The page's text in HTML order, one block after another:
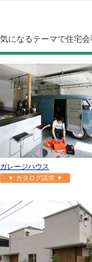
気になるテーマで住宅会
ガレージハウス
▼ カタログ請求 ▼